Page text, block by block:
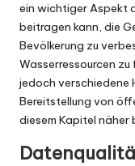
ein wichtiger Aspekt
beitragen kann, die
Bevölkerung zu
Wasserressourcen
jedoch verschiedene
Bereitstellung von
diesem Kapitel näher